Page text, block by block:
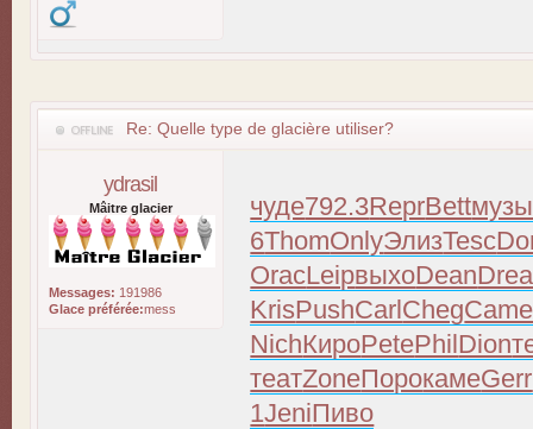
Re: Quelle type de glacière utiliser?
ydrasil
Mâitre glacier
Messages: 191986
Glace préférée:mess
чуде792.3ReprBettмузы
6ThomOnlyЭлизTesc
OracLeipвыхоDeanDrea
KrisPushCarlChegCame
NichКироPetePhilDion
театZoneПорокамеGerr
1JeniПиво